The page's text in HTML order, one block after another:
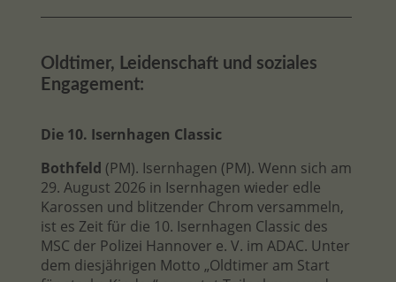
Oldtimer, Leidenschaft und soziales
Engagement:
Die 10. Isernhagen Classic
Bothfeld (PM). Isernhagen (PM). Wenn sich am
29. August 2026 in Isernhagen wieder edle
Karossen und blitzender Chrom versammeln,
ist es Zeit für die 10. Isernhagen Classic des
MSC der Polizei Hannover e. V. im ADAC. Unter
dem diesjährigen Motto „Oldtimer am Start